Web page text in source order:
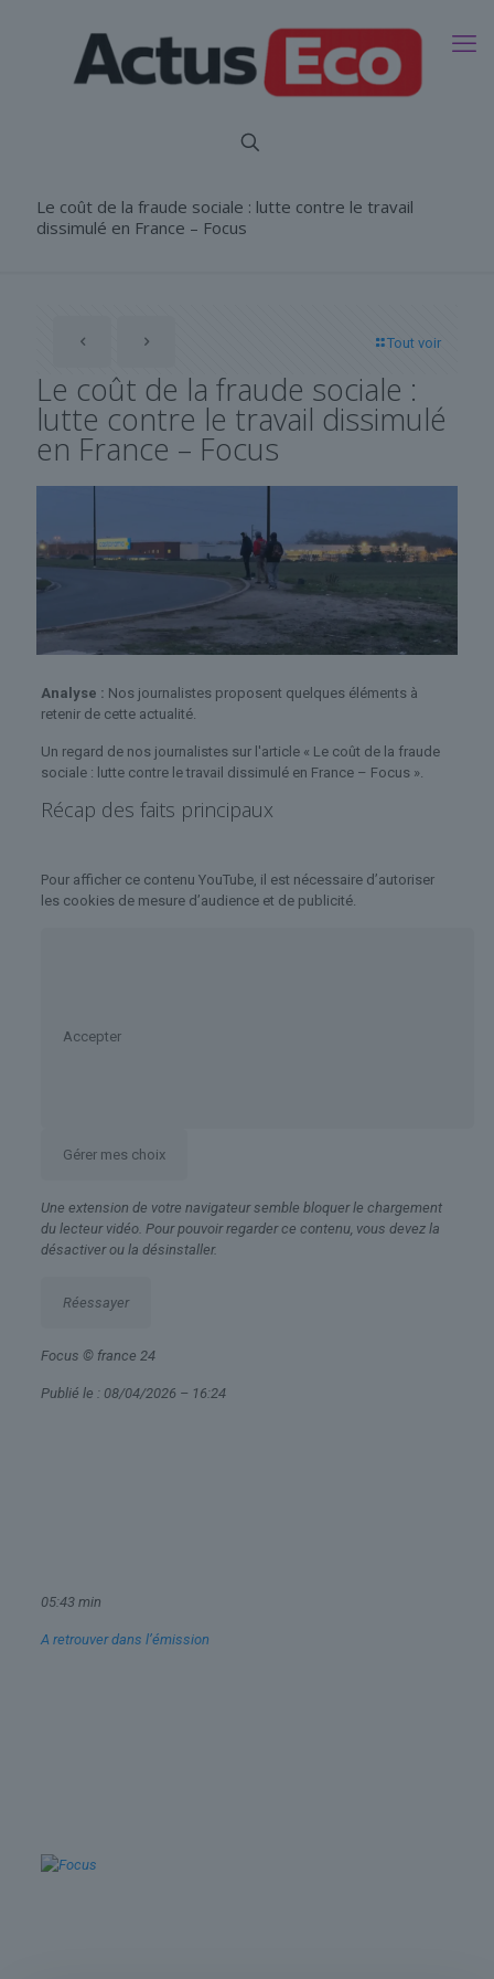
Le coût de la fraude sociale : lutte contre le travail
dissimulé en France – Focus
Tout voir
Le coût de la fraude sociale :
lutte contre le travail dissimulé
en France – Focus
Analyse : Nos journalistes proposent quelques éléments à
retenir de cette actualité.
Un regard de nos journalistes sur l'article « Le coût de la fraude
sociale : lutte contre le travail dissimulé en France – Focus ».
Récap des faits principaux
Pour afficher ce contenu YouTube, il est nécessaire d’autoriser
les cookies de mesure d’audience et de publicité.
Accepter
Gérer mes choix
Une extension de votre navigateur semble bloquer le chargement
du lecteur vidéo. Pour pouvoir regarder ce contenu, vous devez la
désactiver ou la désinstaller.
Réessayer
Focus © france 24
Publié le : 08/04/2026 – 16:24
05:43 min
A retrouver dans l’émission